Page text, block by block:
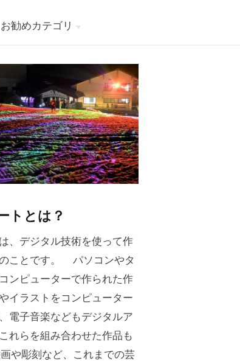
お勧めカテゴリ
投稿
学び
マンガ
電子書籍
トとは？
、デジタル技術を使って作
ことです。 パソコンやタ
ンピューターで作られた作
イラストをコンピューター
電子音楽などもデジタルア
れらを組み合わせた作品も
や彫刻など、これまでの芸